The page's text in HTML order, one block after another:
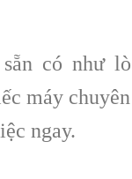
có như lò
máy chuyên
ngay.